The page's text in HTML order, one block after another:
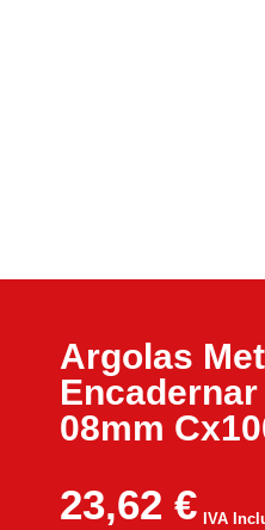
Argolas
08mm
23,62 € IVA